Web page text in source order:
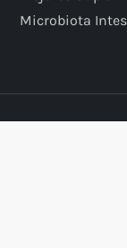
Microbiota